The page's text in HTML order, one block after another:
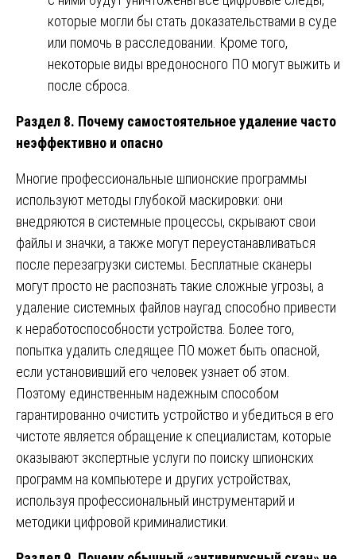
которые могли бы стать доказательствами в суде
или помочь в расследовании. Кроме того,
некоторые виды вредоносного ПО могут выжить и
после сброса.
Раздел 8. Почему самостоятельное удаление часто
неэффективно и опасно
Многие профессиональные шпионские программы
используют методы глубокой маскировки: они
внедряются в системные процессы, скрывают свои
файлы и значки, а также могут переустанавливаться
после перезагрузки системы. Бесплатные сканеры
могут просто не распознать такие сложные угрозы, а
удаление системных файлов наугад способно привести
к неработоспособности устройства. Более того,
попытка удалить следящее ПО может быть опасной,
если установивший его человек узнает об этом.
Поэтому единственным надежным способом
гарантированно очистить устройство и убедиться в его
чистоте является обращение к специалистам, которые
оказывают экспертные услуги по поиску шпионских
программ на компьютере и других устройствах,
используя профессиональный инструментарий и
методики цифровой криминалистики.